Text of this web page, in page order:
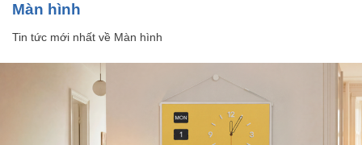
Màn hình
Tin tức mới nhất về Màn hình